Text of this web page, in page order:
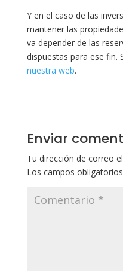
Y en el caso de las
mantener las
va depender de las
dispuestas para ese fin.
nuestra web.
Enviar
Tu dirección de correo
Los campos